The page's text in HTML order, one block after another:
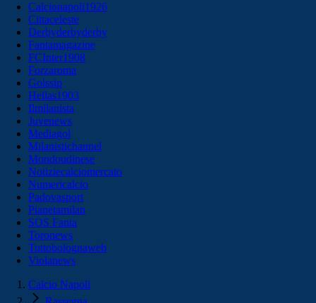
Calcionapoli1926
Cittaceleste
Derbyderbyderby
Fantamagazine
FCInter1908
Forzaroma
Golssip
Hellas1903
Ilmilanista
Juvenews
Mediagol
Milanistichannel
Mondoudinese
Notiziecalciomercato
Numericalcio
Padovasport
Pianetamilan
SOS Fanta
Toronews
Tuttobolognaweb
Violanews
Calcio Napoli